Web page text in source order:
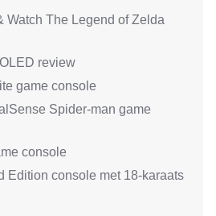
Watch The Legend of Zelda
review
game console
Spider-man game
console
Edition console met 18-karaats